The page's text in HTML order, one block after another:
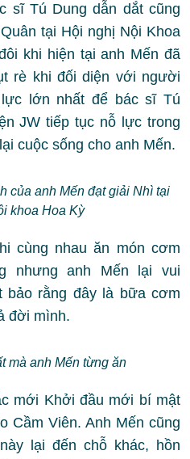
sĩ Tú Dung dẫn dắt cũng
tại Hội nghị Nội Khoa
khi hiện tại anh Mến đã
rè khi đối diện với người
lớn nhất để bác sĩ Tú
JW tiếp tục nỗ lực trong
cuộc sống cho anh Mến.
của anh Mến đạt giải Nhì tại
khoa Hoa Kỳ
cùng nhau ăn món cơm
nhưng anh Mến lại vui
bảo rằng đây là bữa cơm
đời mình.
mà anh Mến từng ăn
mới Khởi đầu mới bí mật
Cầm Viên. Anh Mến cũng
lại đến chỗ khác, hồn